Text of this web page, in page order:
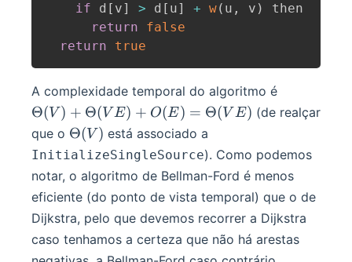
if d [ v] > d [ u] + w( u , v )
then
return
false
return
true
A complexidade temporal do algoritmo é
+
Θ(V ) + Θ(V E) + O(E) = Θ(V E) (de realçar
que o \Theta(V)
Θ(V ) está associado a
InitializeSingleSource). Como podemos
notar, o algoritmo de Bellman-Ford é menos
eficiente (do ponto de vista temporal) que o de
Dijkstra, pelo que devemos recorrer a Dijkstra
caso tenhamos a certeza que não há arestas